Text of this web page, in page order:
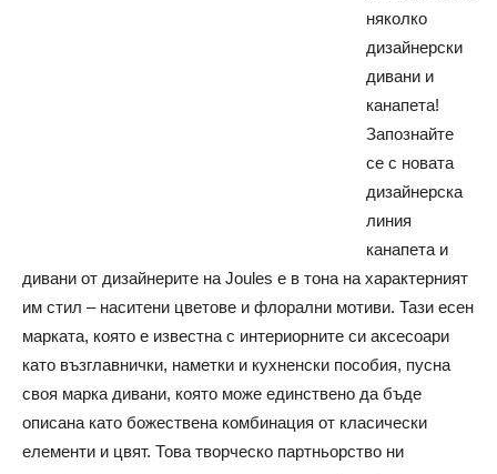
няколко
дизайнерски
дивани и
канапета!
Запознайте
се с новата
дизайнерска
линия
канапета и
дивани от дизайнерите на Joules е в тона на характерният
им стил – наситени цветове и флорални мотиви. Тази есен
марката, която е известна с интериорните си аксесоари
като възглавнички, наметки и кухненски пособия, пусна
своя марка дивани, която може единствено да бъде
описана като божествена комбинация от класически
елементи и цвят. Това творческо партньорство ни